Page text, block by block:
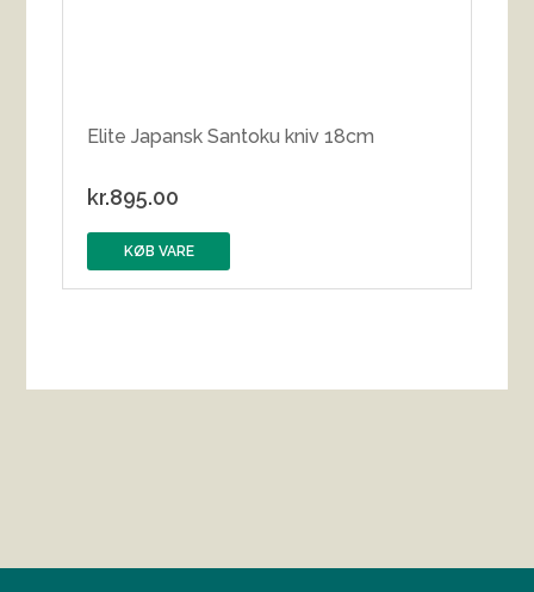
Elite Japansk Santoku kniv 18cm
kr.895.00
KØB VARE